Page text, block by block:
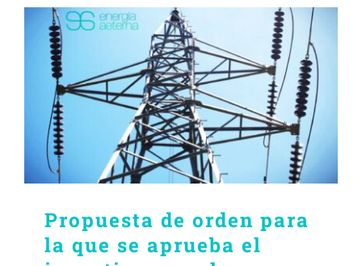
Propuesta de orden para
la que se aprueba el